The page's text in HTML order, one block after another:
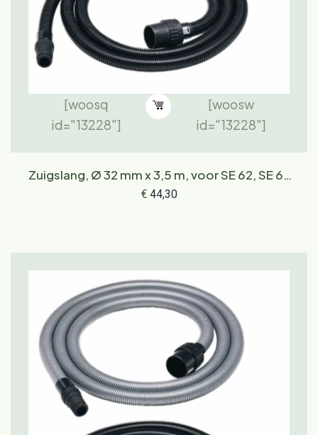
[woosq
id="13228"]
[woosw
id="13228"]
Zuigslang, Ø 32 mm x 3,5 m, voor SE 62, SE 62
E
€44,30